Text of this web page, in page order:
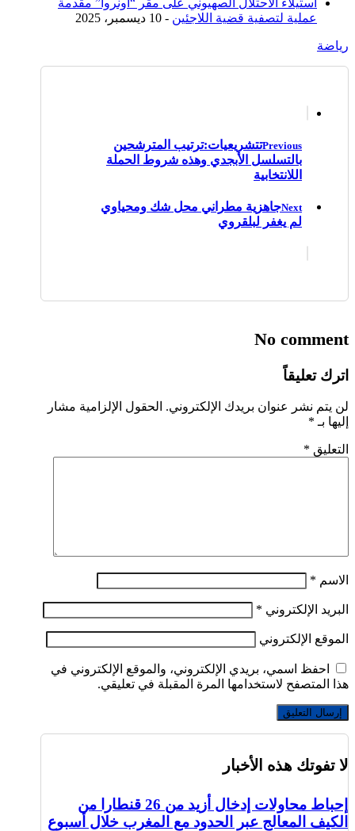
عملية لتصفية قضية اللاجئين - 10 ديسمبر، 2025
رياضة
Previousتتشريعيات:ترتيب المترشحين
بالتسلسل الأبجدي وهذه شروط الحملة
اللانتخابية
Nextجاهزية مطراني محل شك ومحياوي
لم يغفر لبلقروي
No comment
اترك تعليقاً
لن يتم نشر عنوان بريدك الإلكتروني. الحقول الإلزامية مشار
إليها بـ *
التعليق *
الاسم *
البريد الإلكتروني *
الموقع الإلكتروني
احفظ اسمي، بريدي الإلكتروني، والموقع الإلكتروني في
هذا المتصفح لاستخدامها المرة المقبلة في تعليقي.
لا تفوتك هذه الأخبار
إحباط محاولات إدخال أزيد من 26 قنطارا من
الكيف المعالج عبر الحدود مع المغرب خلال أسبوع